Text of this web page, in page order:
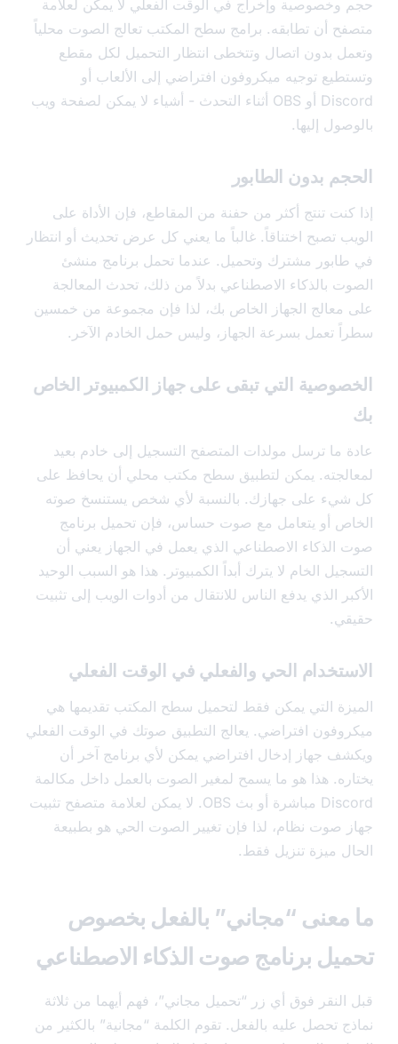
وإخراج في الوقت الفعلي لا يمكن لعلامة
أن تطابقه. برامج سطح المكتب تعالج الصوت محلياً
بدون اتصال وتتخطى انتظار التحميل لكل مقطع
توجيه ميكروفون افتراضي إلى الألعاب أو
Discord أو OBS أثناء التحدث - أشياء لا يمكن لصفحة ويب
إليها.
بدون الطابور
تنتج أكثر من حفنة من المقاطع، فإن الأداة على
تصبح اختناقاً. غالباً ما يعني كل عرض تحديث أو انتظار
مشترك وتحميل. عندما تحمل برنامج منشئ
بالذكاء الاصطناعي بدلاً من ذلك، تحدث المعالجة
الجهاز الخاص بك، لذا فإن مجموعة من خمسين
تعمل بسرعة الجهاز، وليس حمل الخادم الآخر.
التي تبقى على جهاز الكمبيوتر الخاص
ما ترسل مولدات المتصفح التسجيل إلى خادم بعيد
يمكن لتطبيق سطح مكتب محلي أن يحافظ على
على جهازك. بالنسبة لأي شخص يستنسخ صوته
أو يتعامل مع صوت حساس، فإن تحميل برنامج
الاصطناعي الذي يعمل في الجهاز يعني أن
الخام لا يترك أبداً الكمبيوتر. هذا هو السبب الوحيد
الذي يدفع الناس للانتقال من أدوات الويب إلى تثبيت
الحي والفعلي في الوقت الفعلي
التي يمكن فقط لتحميل سطح المكتب تقديمها هي
افتراضي. يعالج التطبيق صوتك في الوقت الفعلي
جهاز إدخال افتراضي يمكن لأي برنامج آخر أن
هذا هو ما يسمح لمغير الصوت بالعمل داخل مكالمة
Discord مباشرة أو بث OBS. لا يمكن لعلامة متصفح تثبيت
صوت نظام، لذا فإن تغيير الصوت الحي هو بطبيعة
ميزة تنزيل فقط.
معنى “مجاني” بالفعل بخصوص
برنامج صوت الذكاء الاصطناعي
فوق أي زر “تحميل مجاني”، فهم أيهما من ثلاثة
تحصل عليه بالفعل. تقوم الكلمة “مجانية” بالكثير من